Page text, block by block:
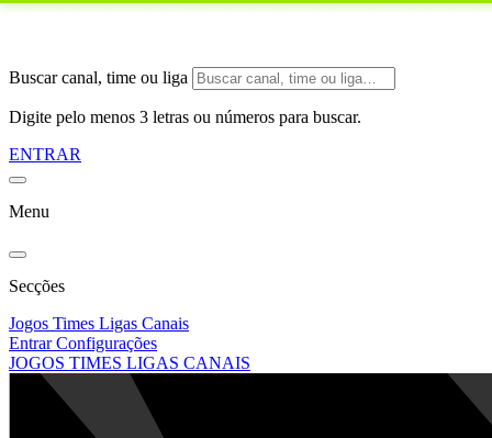
Buscar canal, time ou liga
Digite pelo menos 3 letras ou números para buscar.
ENTRAR
Menu
Secções
Jogos Times Ligas Canais
EntrarConfigurações
JOGOS TIMES LIGAS CANAIS